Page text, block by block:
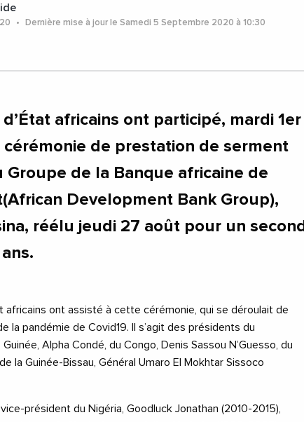
Dernière mise à jour le Samedi 5 Septembre 2020 à 10:30
africains ont participé, mardi 1er
de prestation de serment
de la Banque africaine de
Development Bank Group),
réélu jeudi 27 août pour un second
africains ont assisté à cette cérémonie, qui se déroulait de
la pandémie de Covid19. Il s’agit des présidents du
Guinée, Alpha Condé, du Congo, Denis Sassou N’Guesso, du
la Guinée-Bissau, Général Umaro El Mokhtar Sissoco
président du Nigéria, Goodluck Jonathan (2010-2015),